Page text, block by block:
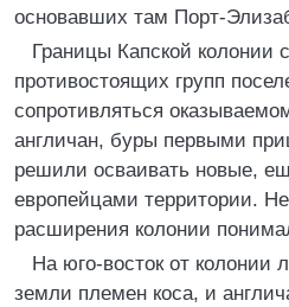
основавших там Порт-
Границы Капской колонии
противостоящих групп
сопротивляться
англичан, буры первыми
решили осваивать новые,
европейцами территории.
расширения колонии
На юго-восток от колонии
земли племен коса, и